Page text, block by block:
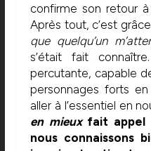
confirme son retour
Après tout, c’est
que quelqu’un
s’était fait
percutante, capable
personnages forts
aller à l’essentiel en
en mieuxfait appel
nous connaissons